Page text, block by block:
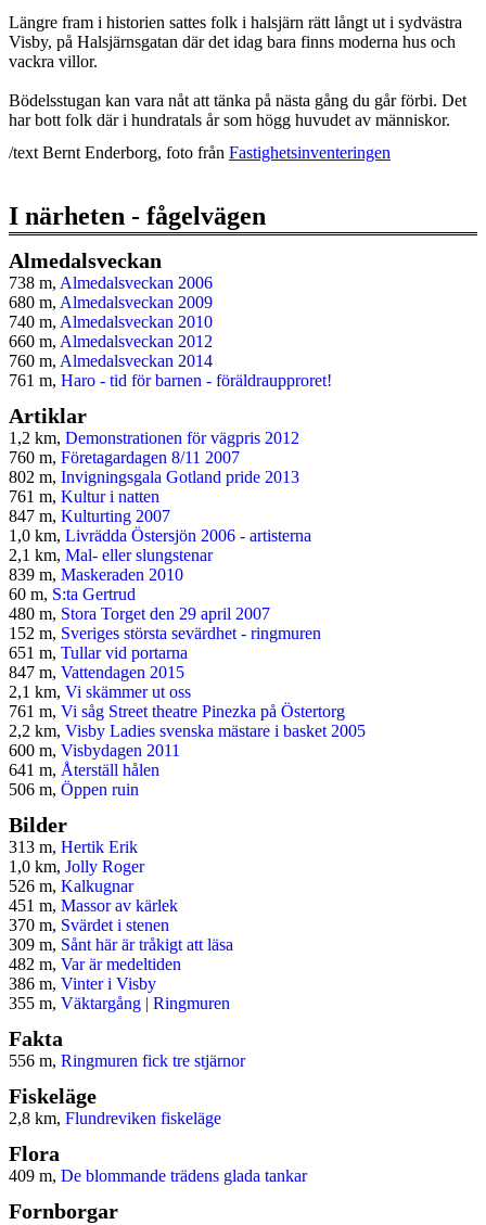
Längre fram i historien sattes folk i halsjärn rätt långt ut i sydvästra
Visby, på Halsjärnsgatan där det idag bara finns moderna hus och
vackra villor.
Bödelsstugan kan vara nåt att tänka på nästa gång du går förbi. Det
har bott folk där i hundratals år som högg huvudet av människor.
/text Bernt Enderborg, foto från Fastighetsinventeringen
I närheten - fågelvägen
Almedalsveckan
738 m, Almedalsveckan 2006
680 m, Almedalsveckan 2009
740 m, Almedalsveckan 2010
660 m, Almedalsveckan 2012
760 m, Almedalsveckan 2014
761 m, Haro - tid för barnen - föräldraupproret!
Artiklar
1,2 km, Demonstrationen för vägpris 2012
760 m, Företagardagen 8/11 2007
802 m, Invigningsgala Gotland pride 2013
761 m, Kultur i natten
847 m, Kulturting 2007
1,0 km, Livrädda Östersjön 2006 - artisterna
2,1 km, Mal- eller slungstenar
839 m, Maskeraden 2010
60 m, S:ta Gertrud
480 m, Stora Torget den 29 april 2007
152 m, Sveriges största sevärdhet - ringmuren
651 m, Tullar vid portarna
847 m, Vattendagen 2015
2,1 km, Vi skämmer ut oss
761 m, Vi såg Street theatre Pinezka på Östertorg
2,2 km, Visby Ladies svenska mästare i basket 2005
600 m, Visbydagen 2011
641 m, Återställ hålen
506 m, Öppen ruin
Bilder
313 m, Hertik Erik
1,0 km, Jolly Roger
526 m, Kalkugnar
451 m, Massor av kärlek
370 m, Svärdet i stenen
309 m, Sånt här är tråkigt att läsa
482 m, Var är medeltiden
386 m, Vinter i Visby
355 m, Väktargång | Ringmuren
Fakta
556 m, Ringmuren fick tre stjärnor
Fiskeläge
2,8 km, Flundreviken fiskeläge
Flora
409 m, De blommande trädens glada tankar
Fornborgar